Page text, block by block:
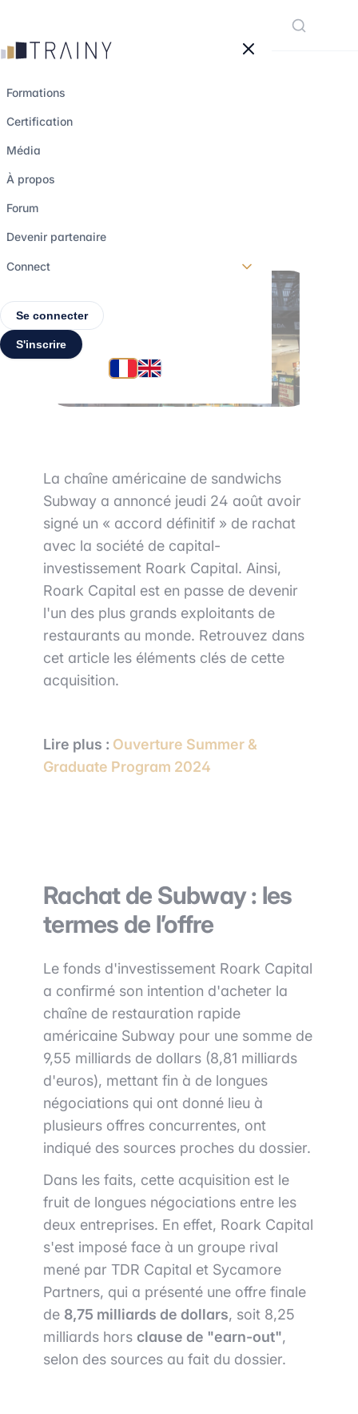
Formations
Certification
Média
À propos
Forum
Devenir partenaire
Connect
Se connecter
S'inscrire
racheter Subway
27 août 2023
La chaîne américaine de sandwichs
Subway a annoncé jeudi 24 août avoir
signé un « accord définitif » de rachat
avec la société de capital-
investissement Roark Capital. Ainsi,
Roark Capital est en passe de devenir
l'un des plus grands exploitants de
restaurants au monde. Retrouvez dans
cet article les éléments clés de cette
acquisition.
Lire plus : Ouverture Summer &
Graduate Program 2024
Rachat de Subway : les
termes de l’offre
Le fonds d'investissement Roark Capital
a confirmé son intention d'acheter la
chaîne de restauration rapide
américaine Subway pour une somme de
9,55 milliards de dollars (8,81 milliards
d'euros), mettant fin à de longues
négociations qui ont donné lieu à
plusieurs offres concurrentes, ont
indiqué des sources proches du dossier.
Dans les faits, cette acquisition est le
fruit de longues négociations entre les
deux entreprises. En effet, Roark Capital
s'est imposé face à un groupe rival
mené par TDR Capital et Sycamore
Partners, qui a présenté une offre finale
de 8,75 milliards de dollars, soit 8,25
milliards hors clause de "earn-out",
selon des sources au fait du dossier.